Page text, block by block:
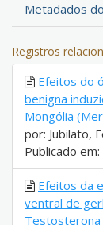
Metadados
Registros
Efeitos do
benigna
Mongólia
por: Jubilato,
Publicado
Efeitos da
ventral de
Testosterona